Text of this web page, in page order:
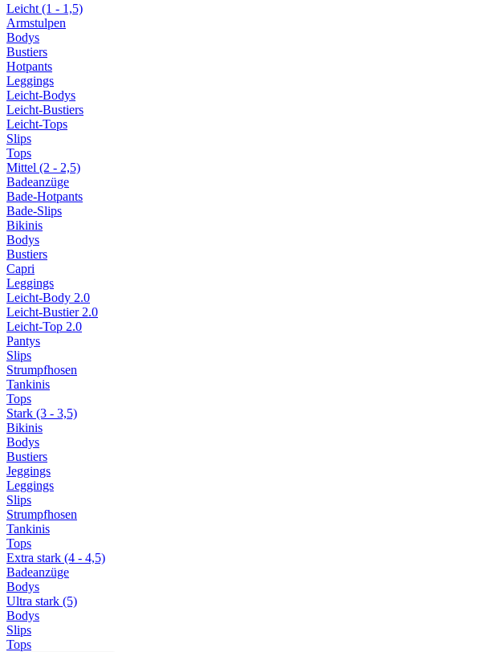
Leicht (1 - 1,5)
Armstulpen
Bodys
Bustiers
Hotpants
Leggings
Leicht-Bodys
Leicht-Bustiers
Leicht-Tops
Slips
Tops
Mittel (2 - 2,5)
Badeanzüge
Bade-Hotpants
Bade-Slips
Bikinis
Bodys
Bustiers
Capri
Leggings
Leicht-Body 2.0
Leicht-Bustier 2.0
Leicht-Top 2.0
Pantys
Slips
Strumpfhosen
Tankinis
Tops
Stark (3 - 3,5)
Bikinis
Bodys
Bustiers
Jeggings
Leggings
Slips
Strumpfhosen
Tankinis
Tops
Extra stark (4 - 4,5)
Badeanzüge
Bodys
Ultra stark (5)
Bodys
Slips
Tops